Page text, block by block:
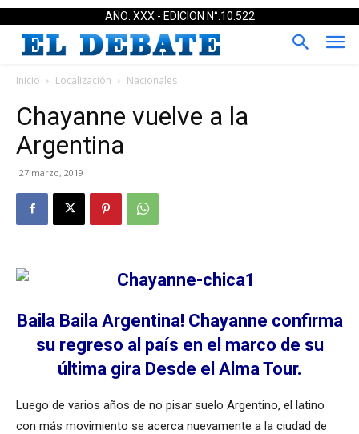
AÑO: XXX - EDICION N°:10.522
Inicio Localización Nacionales
Chayanne vuelve a la
Argentina
27 marzo, 2019
Baila Baila Argentina! Chayanne confirma
su regreso al país en el marco de su
última gira Desde el Alma Tour.
Luego de varios años de no pisar suelo Argentino, el latino
con más movimiento se acerca nuevamente a la ciudad de